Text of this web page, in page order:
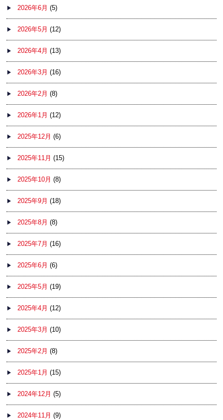
2026年6月 (5)
2026年5月 (12)
2026年4月 (13)
2026年3月 (16)
2026年2月 (8)
2026年1月 (12)
2025年12月 (6)
2025年11月 (15)
2025年10月 (8)
2025年9月 (18)
2025年8月 (8)
2025年7月 (16)
2025年6月 (6)
2025年5月 (19)
2025年4月 (12)
2025年3月 (10)
2025年2月 (8)
2025年1月 (15)
2024年12月 (5)
2024年11月 (9)